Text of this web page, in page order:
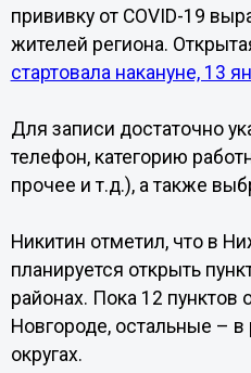
прививку от COVID-19
жителей региона.
стартовала накануне, 13
Для записи достаточно
телефон, категорию
прочее и т.д.), а также
Никитин отметил, что в
планируется открыть
районах. Пока 12
Новгороде, остальные – в
округах.